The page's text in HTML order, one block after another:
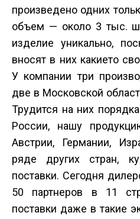
произведено одних
объем — около 3 тыс.
изделие уникально,
вносят в них какие­то
У компании три
две в Московской
Трудится на них
России, нашу
Австрии, Германии,
ряде других стран,
поставки. Сегодня
50 партнеров в 11
поставки даже в такие